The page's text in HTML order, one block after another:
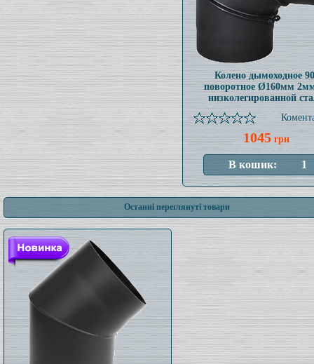
Колено дымоходное
поворотное Ø160мм
низколегированной
1045 грн
Останні переглянуті товари